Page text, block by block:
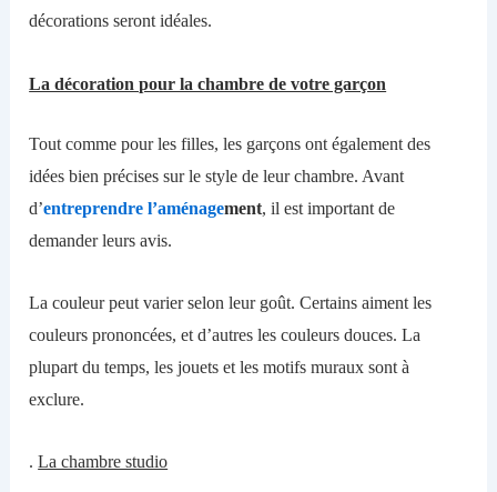
décorationsseront idéales.
La décoration pour la chambre de votre garçon
Tout comme pour les filles, les garçons ont également des
idées bien précises sur le style de leur chambre. Avant
d’entreprendre l’aménagement, il est important de
demander leurs avis.
La couleur peut varier selonleurgoût.Certains aiment les
couleurs prononcées,et d’autres les couleurs douces.La
plupart du temps, les jouets et les motifs muraux sontà
exclure.
.La chambre studio